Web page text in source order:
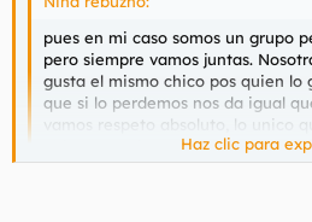
pues en mi caso somos un grupo
pero siempre vamos juntas.
gusta el mismo chico pos quien lo
que si lo perdemos nos da igual
vamos respeto absoluto, lo unico
ahi es no quitar el novio,pero en
Haz clic para
Haz clic para